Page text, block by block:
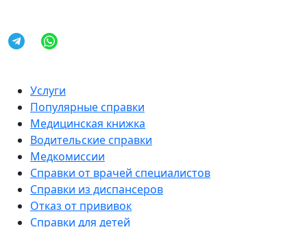
Услуги
Популярные справки
Медицинская книжка
Водительские справки
Медкомиссии
Справки от врачей специалистов
Справки из диспансеров
Отказ от прививок
Справки для детей